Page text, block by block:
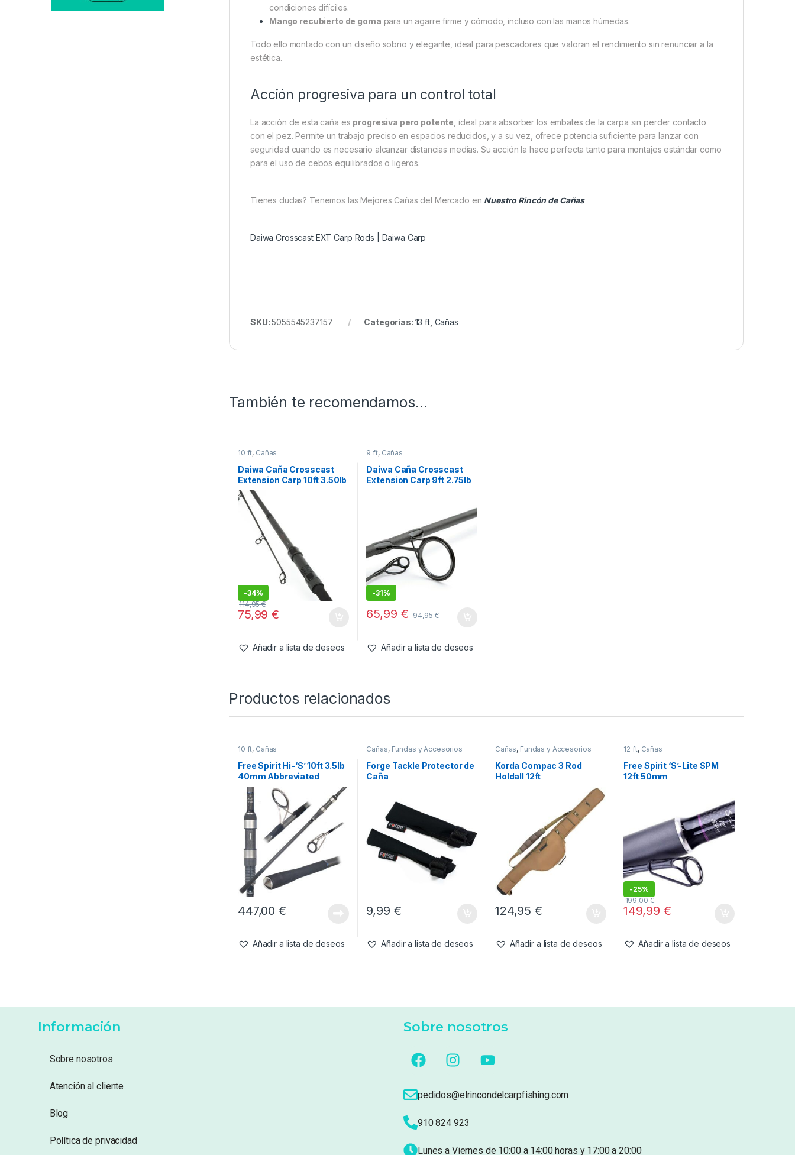
condiciones difíciles.
Mango recubierto de goma para un agarre firme y cómodo, incluso con las manos húmedas.
Todo ello montado con un diseño sobrio y elegante, ideal para pescadores que valoran el rendimiento sin renunciar a la
estética.
Acción progresiva para un control total
La acción de esta caña es progresiva pero potente , ideal para absorber los embates de la carpa sin perder contacto
con el pez. Permite un trabajo preciso en espacios reducidos, y a su vez, ofrece potencia suficiente para lanzar con
seguridad cuando es necesario alcanzar distancias medias. Su acción la hace perfecta tanto para montajes estándar como
para el uso de cebos equilibrados o ligeros.
Tienes dudas? Tenemos las Mejores Cañas del Mercado en Nuestro Rincón de Cañas
Daiwa Crosscast EXT Carp Rods | Daiwa Carp
SKU:5055545237157 Categorías: 13 ft, Cañas
También te recomendamos…
10 ft, Cañas
Daiwa Caña Crosscast
Extension Carp 10ft 3.50lb
-34%
75,99€
114,95€
Añadir a lista de deseos
9 ft, Cañas
Daiwa Caña Crosscast
Extension Carp 9ft 2.75lb
-31%
65,99 € 94,95€
Añadir a lista de deseos
Productos relacionados
10 ft, Cañas
Free Spirit Hi-‘S’ 10ft 3.5lb
40mm Abbreviated
447,00€
Añadir a lista de deseos
Cañas, Fundas y Accesorios
Forge Tackle Protector de
Caña
9,99 €
Añadir a lista de deseos
Cañas, Fundas y Accesorios
Korda Compac 3 Rod
Holdall 12ft
124,95€
Añadir a lista de deseos
12 ft, Cañas
Free Spirit ‘S’-Lite SPM
12ft 50mm
-25%
149,99 €
199,00€
Añadir a lista de deseos
Información
Sobre nosotros
Atención al cliente
Blog
Política de privacidad
Sobre nosotros
pedidos@elrincondelcarpfishing.com
910 824 923
Lunes a Viernes de 10:00 a 14:00 horas y 17:00 a 20:00